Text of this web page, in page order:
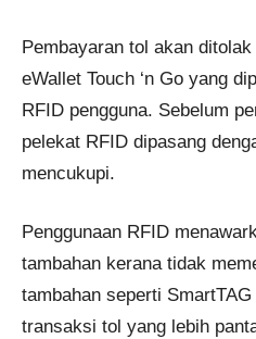
Pembayaran tol akan
eWallet Touch ‘n Go yang
RFID pengguna. Sebelum
pelekat RFID dipasang
mencukupi.
Penggunaan RFID
tambahan kerana tidak
tambahan seperti
transaksi tol yang lebih